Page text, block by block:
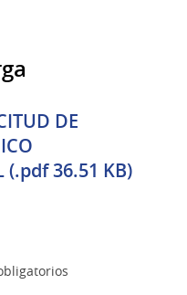
DE
(.pdf 36.51 KB)